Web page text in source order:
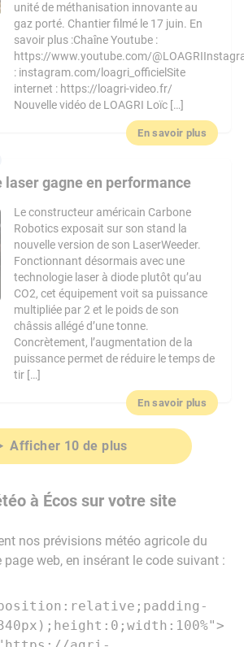
unité de méthanisation innovante au
gaz porté. Chantier filmé le 17 juin. En
savoir plus :Chaîne Youtube :
https://www.youtube.com/
: instagram.com/loagri_officielSite
internet : https://loagri-video.fr/
Nouvelle vidéo de LOAGRI Loïc […]
En savoir plus
laser gagne en performance
Le constructeur américain Carbone
Robotics exposait sur son stand la
nouvelle version de son LaserWeeder.
Fonctionnant désormais avec une
technologie laser à diode plutôt qu’au
CO2, cet équipement voit sa puissance
multipliée par 2 et le poids de son
châssis allégé d’une tonne.
Concrètement, l’augmentation de la
puissance permet de réduire le temps de
tir […]
En savoir plus
Afficher 10 de plus
à Écos sur votre site
nos prévisions météo agricole du
page web, en insérant le code suivant :